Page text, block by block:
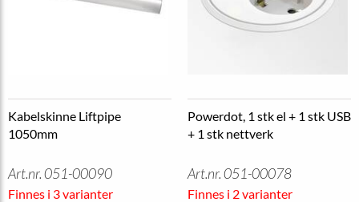
Kabelskinne Liftpipe
1050mm
Art.nr. 051-00090
Finnes i 3 varianter
Powerdot, 1 stk el + 1 stk USB
+ 1 stk nettverk
Art.nr. 051-00078
Finnes i 2 varianter